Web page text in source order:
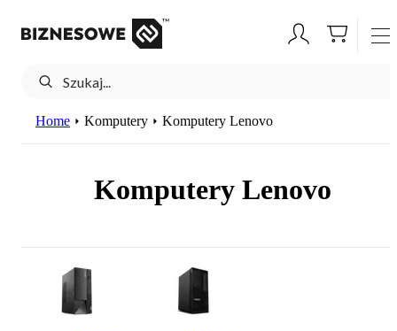
Home Komputery Komputery Lenovo
Komputery Lenovo